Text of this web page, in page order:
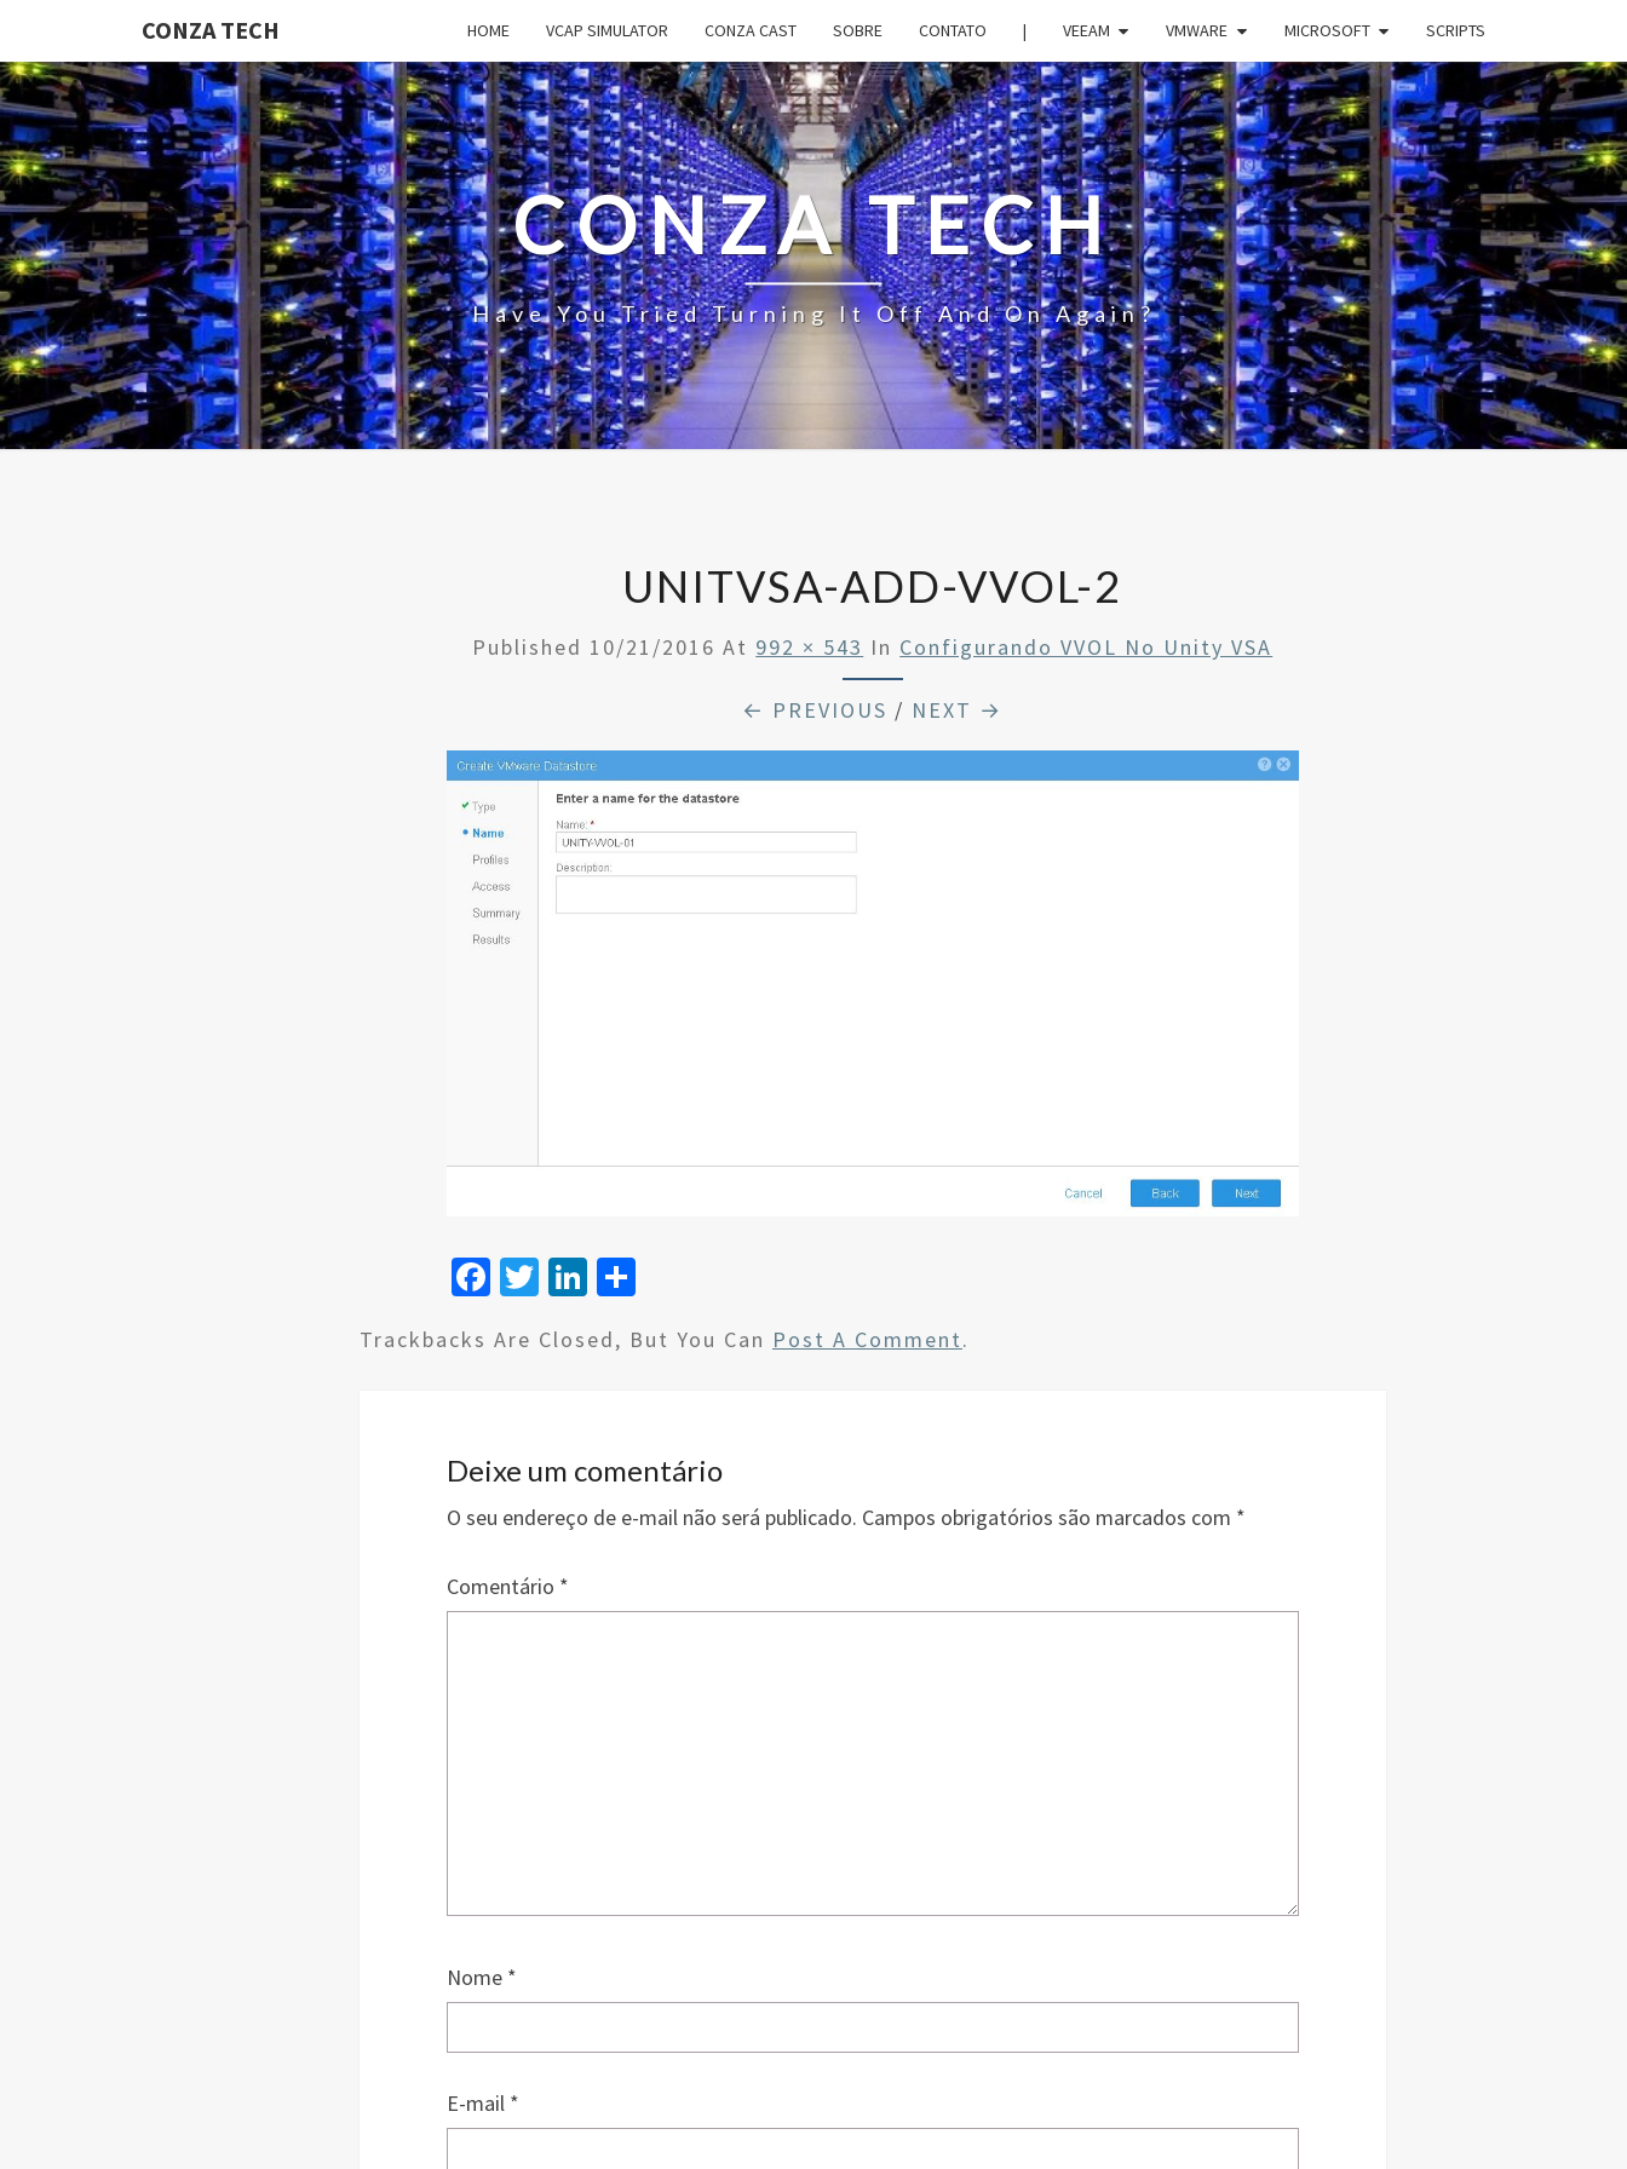
CONZA TECH HOME VCAP SIMULATOR CONZA CAST SOBRE CONTATO | VEEAM VMWARE MICROSOFT SCRIPTS
CONZA TECH
Have You Tried Turning It Off And On Again?
UNITVSA-ADD-VVOL-2
Published 10/21/2016 At 992 × 543 In Configurando VVOL No Unity VSA
← PREVIOUS / NEXT →
Fa
b
k
T
tt
Li
ke ar
Trackbacks Are Closed, But You Can Post A Comment.
Deixe um comentário
O seu endereço de e-mail não será publicado. Campos obrigatórios são marcados com *
Comentário *
Nome *
E-mail *